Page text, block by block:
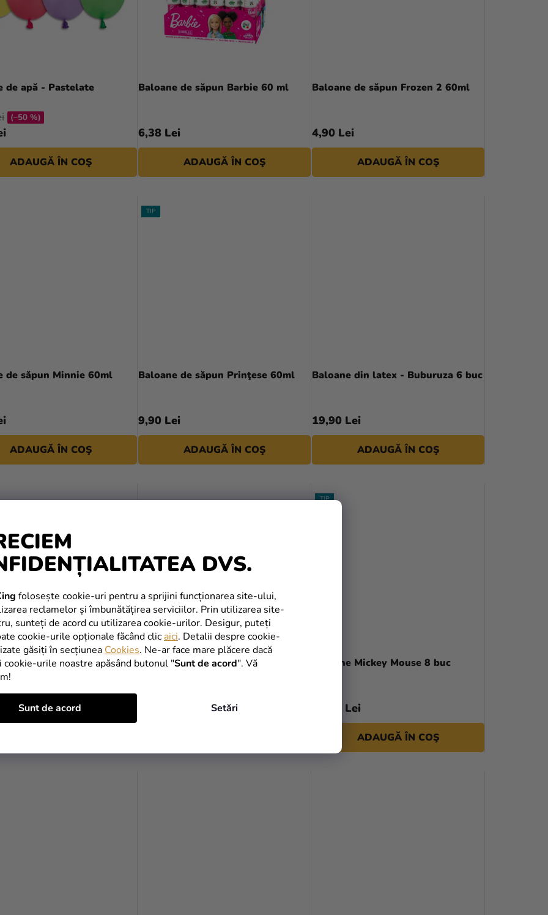
DVS.
folosește cookie-uri pentru a sprijini funcționarea site-ului,
reclamelor și îmbunătățirea serviciilor. Prin utilizarea site-
sunteți de acord cu utilizarea cookie-urilor. Desigur, puteți
cookie-urile opționale făcând clic aici. Detalii despre cookie-
găsiți în secțiunea Cookies. Ne-ar face mare plăcere dacă
cookie-urile noastre apăsând butonul "Sunt de acord". Vă
Setări
Sunt de acord
P
O
D
U
de apă - Pastelate
(–50 %)
ADAUGĂ ÎN COŞ
Baloane de săpun Barbie 60 ml
6,38 Lei
ADAUGĂ ÎN COŞ
Baloane de săpun Frozen 2 60ml
4,90 Lei
ADAUGĂ ÎN COŞ
de săpun Minnie 60ml
ADAUGĂ ÎN COŞ
TIP
Baloane de săpun Prinţese 60ml
9,90 Lei
ADAUGĂ ÎN COŞ
Baloane din latex - Buburuza 6 buc
19,90 Lei
ADAUGĂ ÎN COŞ
din latex - Minnie 4 buc,
Baloane din latex Curcubeu şi
TIP
Baloane Mickey Mouse 8 buc
19,90 Lei
ADAUGĂ ÎN COŞ